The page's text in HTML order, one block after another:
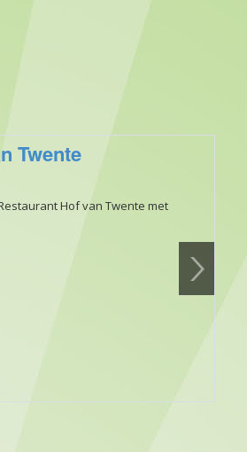
Twente
Hof van Twente met